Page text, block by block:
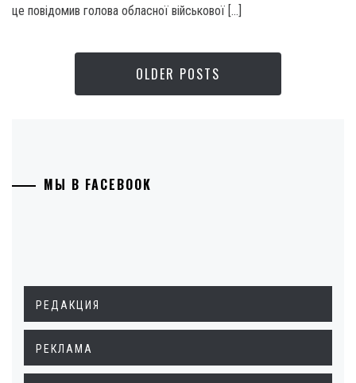
це повідомив голова обласної військової […]
OLDER POSTS
МЫ В FACEBOOK
РЕДАКЦИЯ
РЕКЛАМА